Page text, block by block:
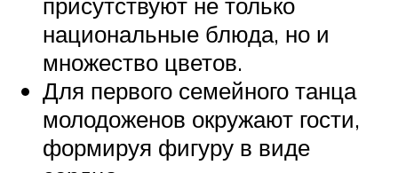
национальные блюда, но и
множество цветов.
Для первого семейного танца
молодоженов окружают гости,
формируя фигуру в виде